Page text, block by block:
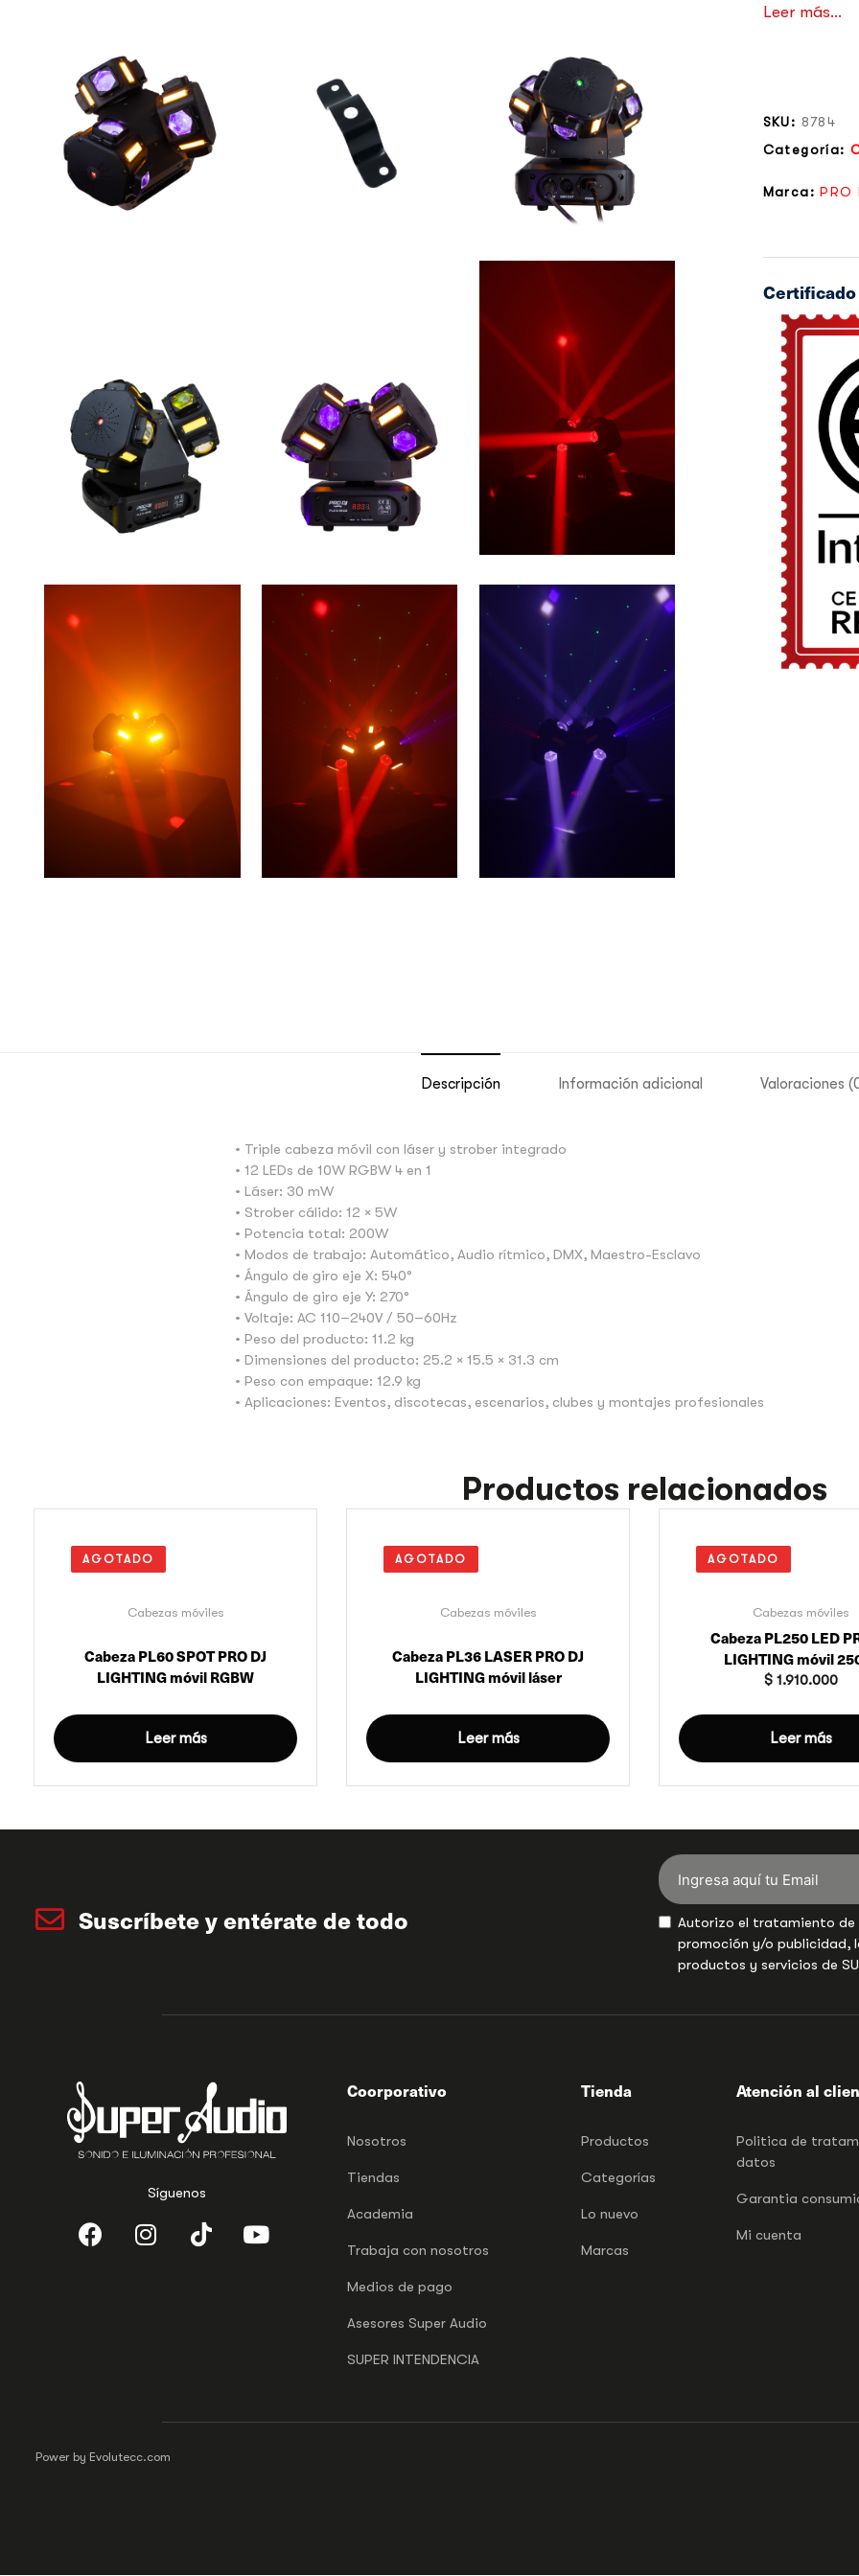
Leer más...
SKU: 8784
Categoría:
Marca:PRO
Certificado
Descripción Información adicional Valoraciones
• Triple cabeza móvil con láser y strober integrado
• 12 LEDs de 10W RGBW 4 en 1
• Láser: 30 mW
• Strober cálido: 12 × 5W
• Potencia total: 200W
• Modos de trabajo: Automático, Audio rítmico, DMX, Maestro-Esclavo
• Ángulo de giro eje X: 540°
• Ángulo de giro eje Y: 270°
• Voltaje: AC 110–240V / 50–60Hz
• Peso del producto: 11.2 kg
• Dimensiones del producto: 25.2 × 15.5 × 31.3 cm
• Peso con empaque: 12.9 kg
• Aplicaciones: Eventos, discotecas, escenarios, clubes y montajes profesionales
Productos relacionados
AGOTADO
Cabezas móviles
Cabeza PL60 SPOT PRO DJ
LIGHTING móvil RGBW
Leer más
AGOTADO
Cabezas móviles
Cabeza PL36 LASER PRO DJ
LIGHTING móvil láser
Leer más
AGOTADO
Cabezas móviles
Cabeza PL250 LED
LIGHTING móvil
$1.910.000
Leer más
Suscríbete y entérate de todo
Autorizo el tratamiento
promoción y/o publicidad,
productos y servicios de
Síguenos
Coorporativo
Nosotros
Tiendas
Academia
Trabaja con nosotros
Medios de pago
Asesores Super Audio
SUPER INTENDENCIA
Tienda
Productos
Categorías
Lo nuevo
Marcas
Atención al
Politica de
datos
Garantia
Mi cuenta
Power by Evolutecc.com